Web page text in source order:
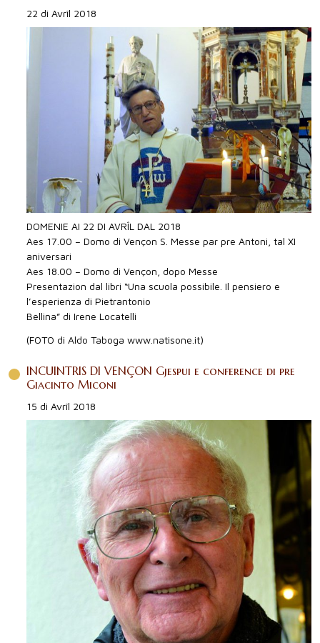
22 di Avrîl 2018
DOMENIE AI 22 DI AVRÎL DAL 2018
Aes 17.00 – Domo di Vençon S. Messe par pre Antoni, tal XI
aniversari
Aes 18.00 – Domo di Vençon, dopo Messe
Presentazion dal libri “Una scuola possibile. Il pensiero e
l’esperienza di Pietrantonio
Bellina” di Irene Locatelli
(FOTO di Aldo Taboga www.natisone.it)
INCUINTRIS DI VENÇON Gjespui e conference di pre
Giacinto Miconi
15 di Avrîl 2018